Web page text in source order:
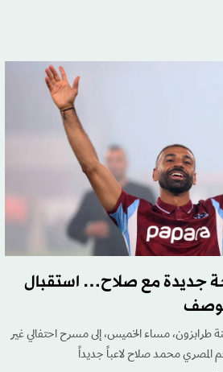
جديدة مع صلاح… استقبال
طرابزون، مساء الخميس، إلى مسرح احتفالي غير
محمد صلاح لاعباً جديداً